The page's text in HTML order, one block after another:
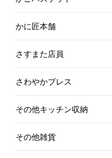
かに匠本舗
さすまた店員
さわやかブレス
その他キッチン収納
その他雑貨